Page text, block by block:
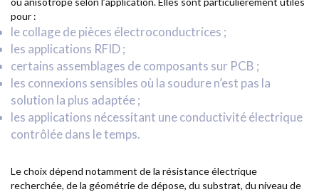
pour :
le collage de pièces électroconductrices ;
les applications RFID ;
certains assemblages de composants sur PCB ;
les connexions sensibles où la soudure n’est pas la
solution la plus adaptée ;
les applications nécessitant une conductivité électrique
contrôlée dans le temps.
Le choix dépend notamment de la résistance électrique
recherchée, de la géométrie de dépose, du substrat, du niveau de